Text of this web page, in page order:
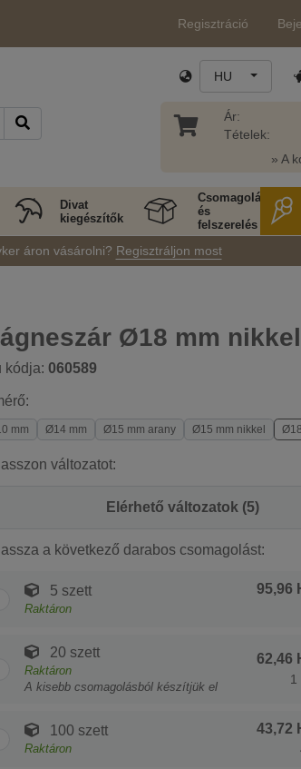
Regisztráció
HU
Ár:
Tételek:
» A
Divat
kiegészítők
Csomagolás
és
felszerelés
áron vásárolni? Regisztráljon most
Ø18 mm nikkel
kódja: 060589
mm Ø14 mm Ø15 mm arany Ø15 mm nikkel
változatot:
Elérhető változatok (5)
a következő darabos csomagolást:
5 szett
Raktáron
95,96
20 szett
Raktáron
A kisebb csomagolásból készítjük el
62,46
1
100 szett
Raktáron
43,72